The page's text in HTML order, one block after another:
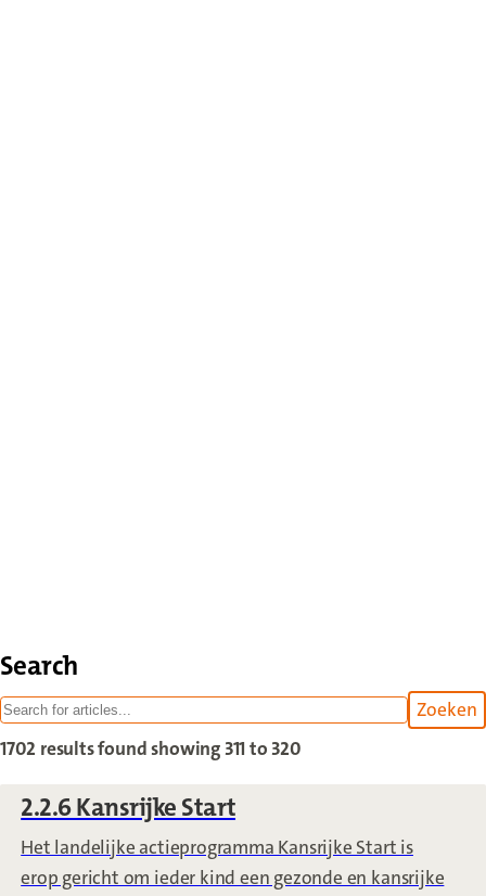
Search
Zoeken
1702 results foundshowing 311 to 320
2.2.6 Kansrijke Start
Het landelijke actieprogramma Kansrijke Start is
erop gericht om ieder kind een gezonde en kansrijke